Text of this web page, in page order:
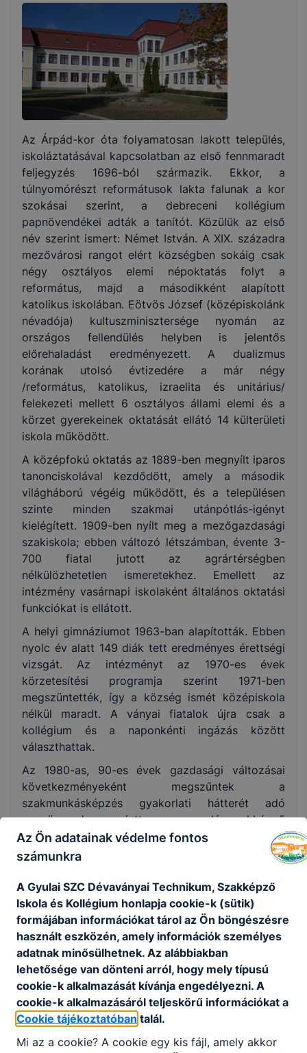
Az Árpád-kor óta folyamatosan lakott település,
iskoláztatásával kapcsolatban az első fennmaradt
feljegyzés 1696-ból származik. Ekkor, a
túlnyomórészt reformátusok lakta falunak a kor
szokásai szerint, a debreceni kollégium
papnövendékei adták a tanítót. Közülük az első
név szerint ismert: Német István. A XIX. századra
mezővárosi rangot elért községben sokáig csak
négy osztályos elemi népoktatás folyt a
református, majd a másodikként alapított
katolikus iskolában. Eötvös József (középiskolánk
névadója) kultuszminisztersége nyomán az
országos fellendülés helyben is jelentős
előrehaladást eredményezett. A dualizmus
korának utolsó évtizedére a már négy
/református, katolikus, izraelita és unitárius/
felekezeti mellett 6 osztályos állami elemi és a
körzet gyerekeinek oktatását ellátó 14 külterületi
iskola működött.
A középfokú oktatás az 1889-ben megnyílt iparos
tanonciskolával kezdődött, amely a második
világháború végéig működött, és a településen
szinte minden szakmai utánpótlás-igényt
kielégített. 1909-ben nyílt meg a mezőgazdasági
szakiskola; ebben változó létszámban, évente 3-
700 fiatal jutott az agrártérségben
nélkülözhetetlen ismeretekhez. Emellett az
intézmény vasárnapi iskolaként általános oktatási
funkciókat is ellátott.
A helyi gimnáziumot 1963-ban alapították. Ebben
nyolc év alatt 149 diák tett eredményes érettségi
vizsgát. Az intézményt az 1970-es évek
körzetesítési programja szerint 1971-ben
megszüntették, így a község ismét középiskola
nélkül maradt. A ványai fiatalok újra csak a
kollégium és a naponkénti ingázás között
választhattak.
Az 1980-as, 90-es évek gazdasági változásai
következményeként megszűntek a
szakmunkásképzés gyakorlati hátterét adó
nagyüzemek s emiatt a zsugorodó szakképző
iskolák elsősorban a vidékről, így a Dévaványáról
bejáró tanulókról mondtak le. Ezt látva döntött az
nőiruha-készítő szakképzést indít a
gyomaendrődi 617. számú Ipari Szakmunkásképző
Intézet kihelyezett tagozataként. Öt évvel később
az anyaiskolát összevonták egy másik
szakmunkásképzővel. Ez a névváltozáson túl
/ezután Bethlen Gábor Mezőgazdasági és Ipari
szakképző Iskolának hívták / bizonytalanságot is
magával vont: nyilvánvaló lett, hogy a kihelyezett
tagozat a beleszólás joga nélkül teljesen
döntéseinek. Ez a körülmény, valamint a
Az Ön adatainak védelme fontos
számunkra
A Gyulai SZC Dévaványai Technikum, Szakképző
Iskola és Kollégium honlapja cookie-k (sütik)
formájában információkat tárol az Ön böngészésre
használt eszközén, amely információk személyes
adatnak minősülhetnek. Az alábbiakban
lehetősége van dönteni arról, hogy mely típusú
cookie-k alkalmazását kívánja engedélyezni. A
cookie-k alkalmazásáról teljeskörű információkat a
Cookie tájékoztatóban talál.
Mi az a cookie? A cookie egy kis fájl, amely akkor